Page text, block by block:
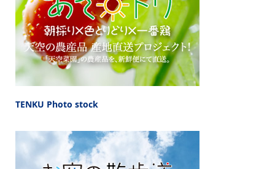
TENKU Photo stock